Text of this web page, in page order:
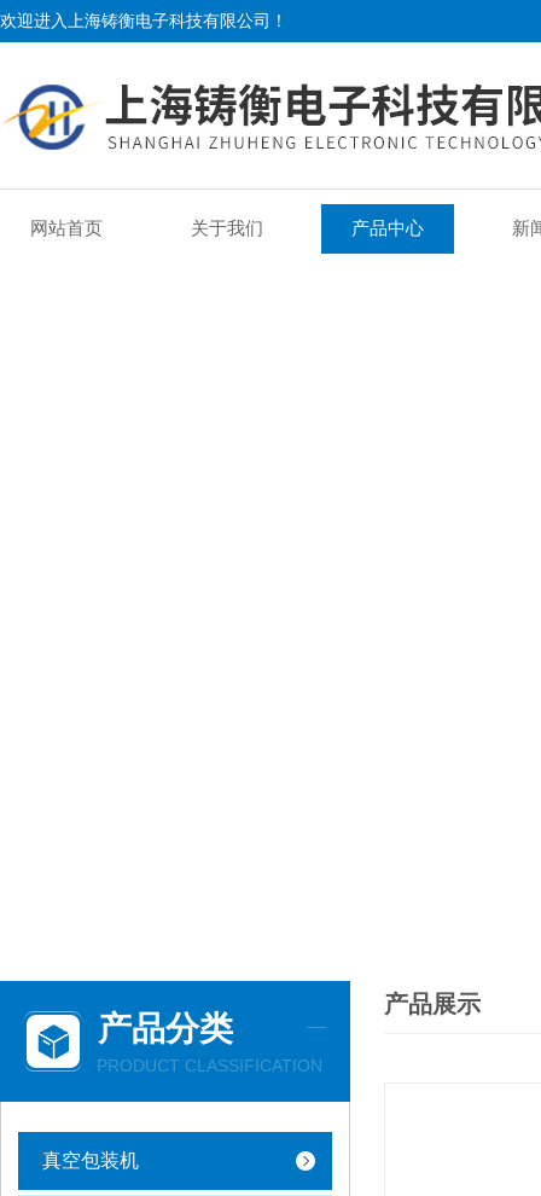
欢迎进入上海铸衡电子科技有限公司！
网站首页 关于我们 产品中心 新
产品分类
PRODUCT CLASSIFICATION
真空包装机
产品展示